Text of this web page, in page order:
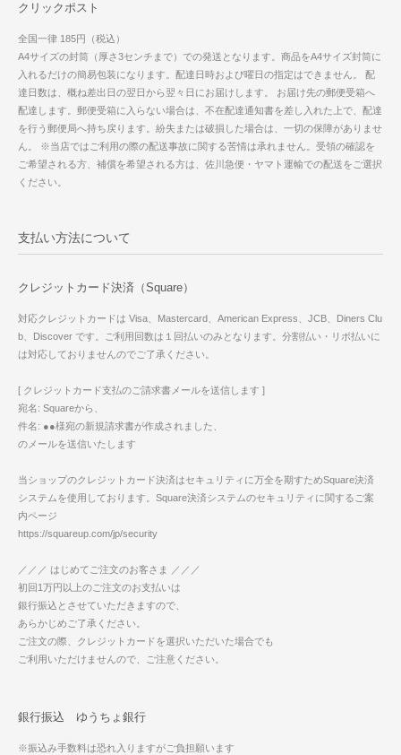
クリックポスト
全国一律 185円（税込）
A4サイズの封筒（厚さ3センチまで）での発送となります。商品をA4サイズ封筒に
入れるだけの簡易包装になります。配達日時および曜日の指定はできません。 配
達日数は、概ね差出日の翌日から翌々日にお届けします。 お届け先の郵便受箱へ
配達します。郵便受箱に入らない場合は、不在配達通知書を差し入れた上で、配達
を行う郵便局へ持ち戻ります。紛失または破損した場合は、一切の保障がありませ
ん。 ※当店ではご利用の際の配送事故に関する苦情は承れません。受領の確認を
ご希望される方、補償を希望される方は、佐川急便・ヤマト運輸での配送をご選択
ください。
支払い方法について
クレジットカード決済（Square）
対応クレジットカードは Visa、Mastercard、American Express、JCB、Diners Clu
b、Discover です。ご利用回数は１回払いのみとなります。分割払い・リボ払いに
は対応しておりませんのでご了承ください。
[ クレジットカード支払のご請求書メールを送信します ]
宛名: Squareから、
件名: ●●様宛の新規請求書が作成されました、
のメールを送信いたします
当ショップのクレジットカード決済はセキュリティに万全を期すためSquare決済
システムを使用しております。Square決済システムのセキュリティに関するご案
内ページ
https://squareup.com/jp/security
／／／ はじめてご注文のお客さま ／／／
初回1万円以上のご注文のお支払いは
銀行振込とさせていただきますので、
あらかじめご了承ください。
ご注文の際、クレジットカードを選択いただいた場合でも
ご利用いただけませんので、ご注意ください。
銀行振込 ゆうちょ銀行
※振込み手数料は恐れ入りますがご負担願います